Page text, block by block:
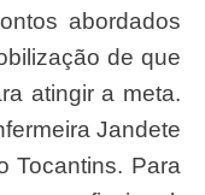
abordados
de que
atingir a meta.
Jandete
Tocantins. Para